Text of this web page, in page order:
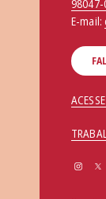
98047-
E-mail: